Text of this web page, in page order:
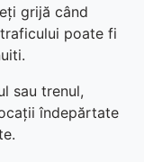
grijă când
poate fi
sau trenul,
îndepărtate